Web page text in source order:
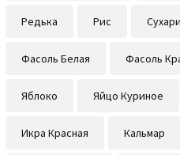
Редька Рис
Фасоль Белая Фасоль
Яблоко Яйцо Куриное
Икра Красная Кальмар